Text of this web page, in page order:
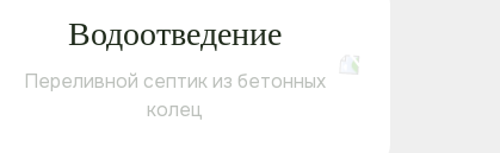
Водоотведение
Переливной септик из бетонных
колец